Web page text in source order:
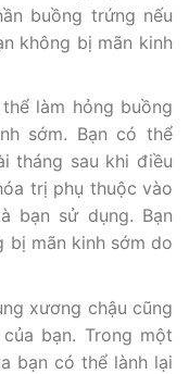
buồng trứng nếu
không bị mãn kinh
làm hỏng buồng
sớm. Bạn có thể
tháng sau khi điều
trị phụ thuộc vào
bạn sử dụng. Bạn
bị mãn kinh sớm do
xương chậu cũng
bạn. Trong một
bạn có thể lành lại